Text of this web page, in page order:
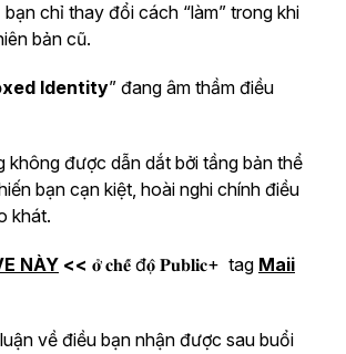
chỉ thay đổi cách “làm” trong khi
bản cũ.
Identity” đang âm thầm điều
không được dẫn dắt bởi tầng bản thể
bạn cạn kiệt, hoài nghi chính điều
khát.
NÀY << 𝐨̛̉ 𝐜𝐡𝐞̂́ đ𝐨̣̂ 𝐏𝐮𝐛𝐥𝐢𝐜+ tag Maii
luận về điều bạn nhận được sau buổi